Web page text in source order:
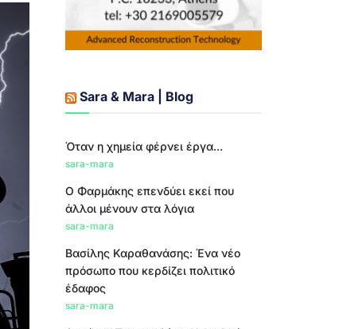
Sara & Mara | Blog
Όταν η χημεία φέρνει έργα...
sara-mara
Ο Φαρμάκης επενδύει εκεί που
άλλοι μένουν στα λόγια
sara-mara
Βασίλης Καραθανάσης: Ένα νέο
πρόσωπο που κερδίζει πολιτικό
έδαφος
sara-mara